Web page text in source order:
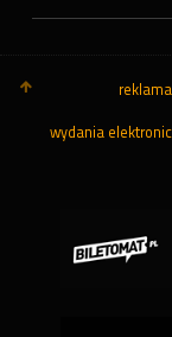
reklama
wydania